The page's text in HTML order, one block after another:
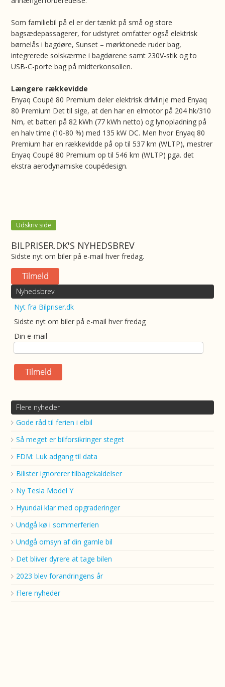
Som familiebil på el er der tænkt på små og store
bagsædepassagerer, for udstyret omfatter også elektrisk
børnelås i bagdøre, Sunset – mørktonede ruder bag,
integrerede solskærme i bagdørene samt 230V-stik og to
USB-C-porte bag på midterkonsollen.
Længere rækkevidde
Enyaq Coupé 80 Premium deler elektrisk drivlinje med Enyaq
80 Premium Det til sige, at den har en elmotor på 204 hk/310
Nm, et batteri på 82 kWh (77 kWh netto) og lynopladning på
en halv time (10-80 %) med 135 kW DC. Men hvor Enyaq 80
Premium har en rækkevidde på op til 537 km (WLTP), mestrer
Enyaq Coupé 80 Premium op til 546 km (WLTP) pga. det
ekstra aerodynamiske coupédesign.
Udskriv side
BILPRISER.DK'S NYHEDSBREV
Sidste nyt om biler på e-mail hver fredag.
Nyhedsbrev
Nyt fra Bilpriser.dk
Sidste nyt om biler på e-mail hver fredag
Din e-mail
Flere nyheder
Gode råd til ferien i elbil
Så meget er bilforsikringer steget
FDM: Luk adgang til data
Bilister ignorerer tilbagekaldelser
Ny Tesla Model Y
Hyundai klar med opgraderinger
Undgå kø i sommerferien
Undgå omsyn af din gamle bil
Det bliver dyrere at tage bilen
2023 blev forandringens år
Flere nyheder